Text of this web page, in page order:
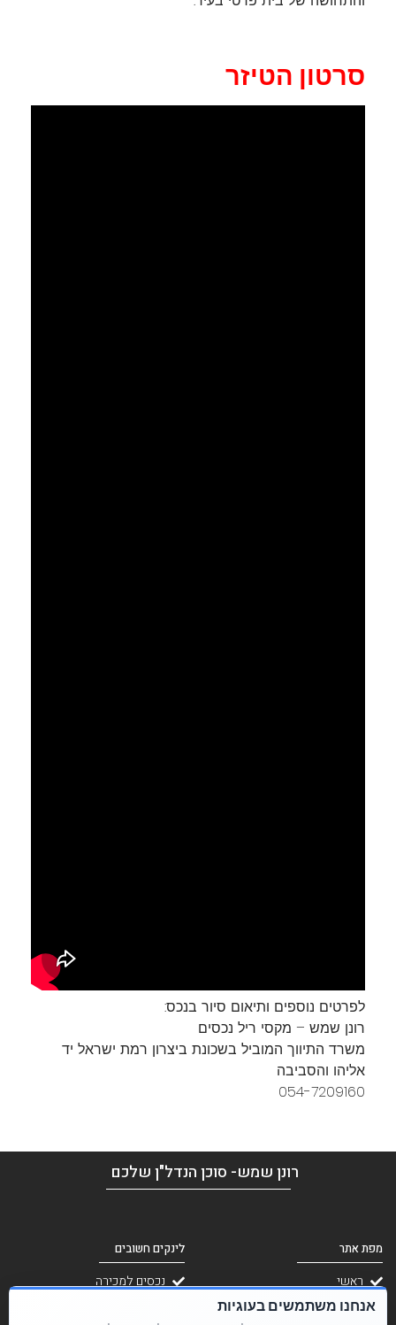
סרטון הטיזר
​לפרטים נוספים ותיאום סיור בנכס:
רונן שמש – מקסי ריל נכסים
משרד התיווך המוביל בשכונת ביצרון רמת ישראל יד
אליהו והסביבה
054-7209160
רונן שמש- סוכן הנדל"ן שלכם
מפת אתר
ראשי
אודות
לינקים חשובים
נכסים למכירה
אנחנו משתמשים בעוגיות